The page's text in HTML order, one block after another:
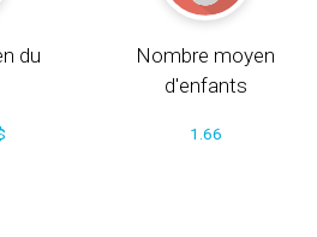
du
Nombre moyen
d'enfants
1.66